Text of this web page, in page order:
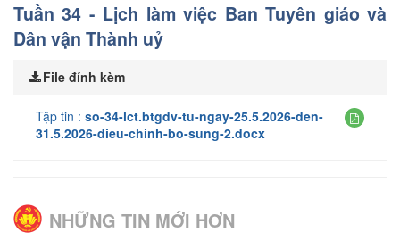
Tuần 34 - Lịch làm việc Ban Tuyên giáo và
Dân vận Thành uỷ
File đính kèm
Tập tin : so-34-lct.btgdv-tu-ngay-25.5.2026-den-
31.5.2026-dieu-chinh-bo-sung-2.docx
NHỮNG TIN MỚI HƠN